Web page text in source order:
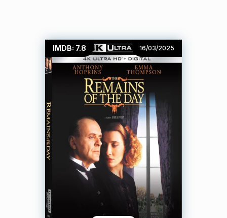
IMDB: 7.8 16/03/2025